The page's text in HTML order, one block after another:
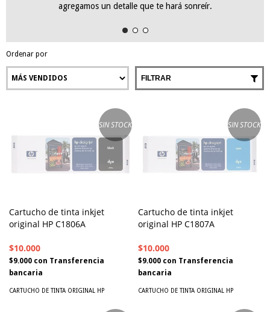
agregamos un detalle que te hará sonreír.
Ordenar por
FILTRAR
SIN STOCK
Cartucho de tinta inkjet
original HP C1806A
$10.000
$9.000 con Transferencia
bancaria
CARTUCHO DE TINTA ORIGINAL HP
SIN STOCK
Cartucho de tinta inkjet
original HP C1807A
$10.000
$9.000 con Transferencia
bancaria
CARTUCHO DE TINTA ORIGINAL HP